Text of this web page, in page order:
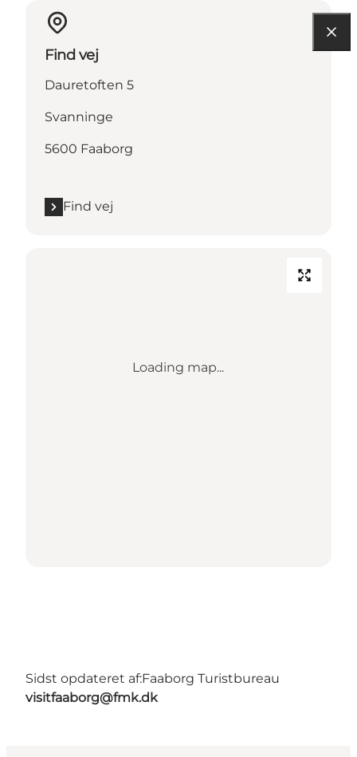
Find vej
Dauretoften 5
Svanninge
5600 Faaborg
Find vej
Loading map...
Sidst opdateret af:Faaborg Turistbureau
visitfaaborg@fmk.dk